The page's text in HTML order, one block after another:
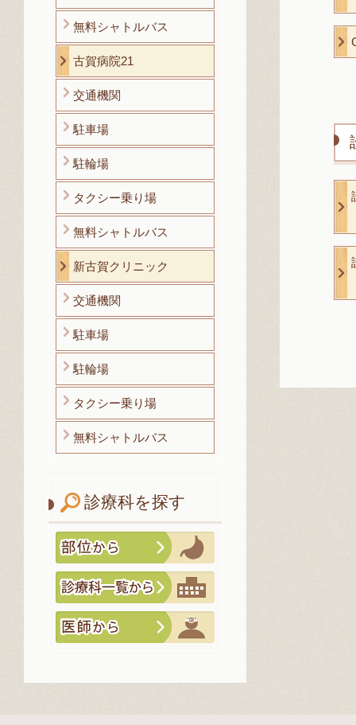
無料シャトルバス
古賀病院21
交通機関
駐車場
駐輪場
タクシー乗り場
無料シャトルバス
新古賀クリニック
交通機関
駐車場
駐輪場
タクシー乗り場
無料シャトルバス
診療科を探す